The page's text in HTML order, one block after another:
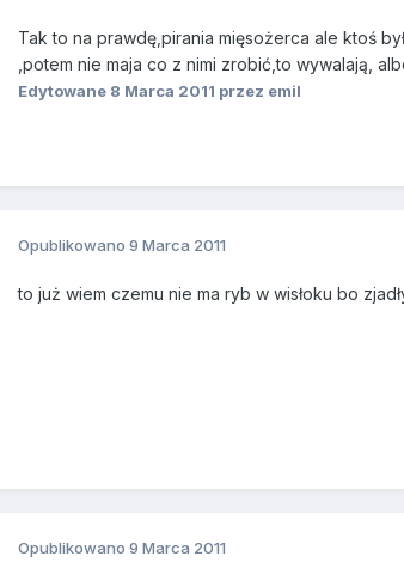
Tak to na prawdę,pirania mięsożerca ale ktoś
,potem nie maja co z nimi zrobić,to wywalają,
Edytowane 8 Marca 2011 przez emil
Opublikowano 9 Marca 2011
to już wiem czemu nie ma ryb w wisłoku bo
Opublikowano 9 Marca 2011